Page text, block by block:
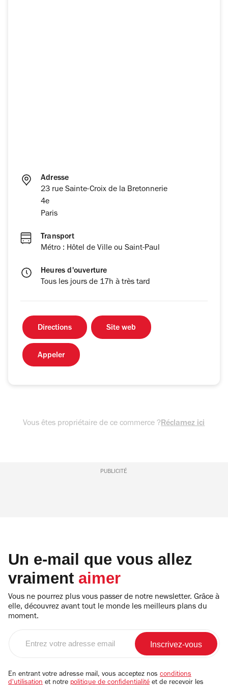
Adresse
23 rue Sainte-Croix de la Bretonnerie
4e
Paris
Transport
Métro : Hôtel de Ville ou Saint-Paul
Heures d'ouverture
Tous les jours de 17h à très tard
Directions Site web
Appeler
Vous êtes propriétaire de ce commerce ?Réclamez ici
PUBLICITÉ
Un e-mail que vous allez
vraiment aimer
Vous ne pourrez plus vous passer de notre newsletter. Grâce à
elle, découvrez avant tout le monde les meilleurs plans du
moment.
email
En entrant votre adresse mail, vous acceptez nos conditions
d'utilisation et notre politique de confidentialité et de recevoir les